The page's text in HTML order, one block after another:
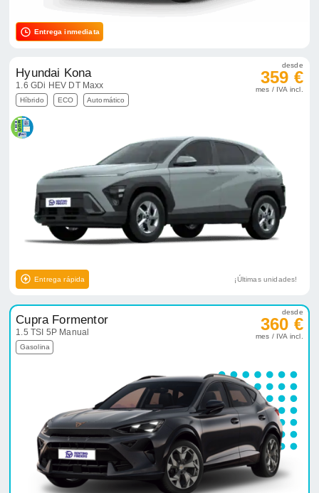
Entrega inmediata
Hyundai Kona
1.6 GDi HEV DT Maxx
Híbrido ECO Automático
desde
359 €
mes / IVA incl.
Entrega rápida ¡Últimas unidades!
Cupra Formentor
1.5 TSI 5P Manual
Gasolina
desde
360 €
mes / IVA incl.